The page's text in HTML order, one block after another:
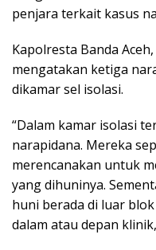
penjara terkait kasus
Kapolresta Banda
mengatakan ketiga
dikamar sel isolasi.
“Dalam kamar isolasi
narapidana. Mereka
merencanakan untuk
yang dihuninya.
huni berada di luar
dalam atau depan